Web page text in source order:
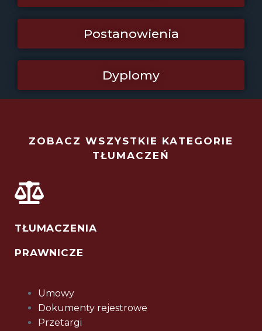
Postanowienia
Dyplomy
ZOBACZ WSZYSTKIE KATEGORIE
TŁUMACZEŃ
TŁUMACZENIA
PRAWNICZE
Umowy
Dokumenty rejestrowe
Przetargi